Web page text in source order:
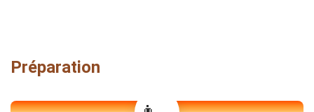
Préparation